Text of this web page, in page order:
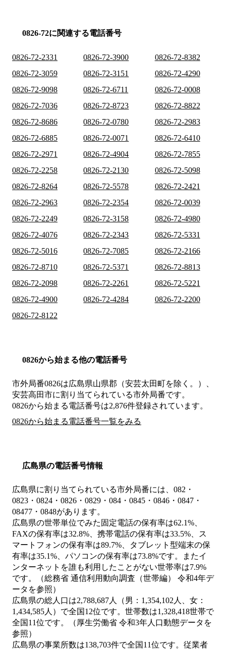
0826-72に関連する電話番号
0826-72-2331 0826-72-3900
0826-72-8382
0826-72-3059
0826-72-3151
0826-72-4290
0826-72-9098
0826-72-6711
0826-72-0008
0826-72-7036
0826-72-8723
0826-72-8822
0826-72-8686
0826-72-0780
0826-72-2983
0826-72-6885
0826-72-0071
0826-72-6410
0826-72-2971
0826-72-4904
0826-72-7855
0826-72-2258
0826-72-2130
0826-72-5098
0826-72-8264
0826-72-5578
0826-72-2421
0826-72-2963
0826-72-2354
0826-72-0039
0826-72-2249
0826-72-3158
0826-72-4980
0826-72-4076
0826-72-2343
0826-72-5331
0826-72-5016
0826-72-7085
0826-72-2166
0826-72-8710
0826-72-5371
0826-72-8813
0826-72-2098
0826-72-2261
0826-72-5221
0826-72-4900
0826-72-4284
0826-72-2200
0826-72-8122
0826から始まる他の電話番号
市外局番0826は広島県山県郡（安芸太田町を除く。）、
安芸高田市に割り当てられている市外局番です。
0826から始まる電話番号は2,876件登録されています。
0826から始まる電話番号一覧をみる
広島県の電話番号情報
広島県に割り当てられている市外局番には、082・
0823・0824・0826・0829・084・0845・0846・0847・
08477・0848があります。
広島県の世帯単位でみた固定電話の保有率は62.1%、
FAXの保有率は32.8%、携帯電話の保有率は33.5%、ス
マートフォンの保有率は89.7%、タブレット型端末の保
有率は35.1%、パソコンの保有率は73.8%です。またイ
ンターネットを誰も利用したことがない世帯率は7.9%
です。（総務省 通信利用動向調査（世帯編） 令和4年デ
ータを参照）
広島県の総人口は2,788,687人（男：1,354,102人、女：
1,434,585人）で全国12位です。世帯数は1,328,418世帯で
全国11位です。（厚生労働省 令和3年人口動態データを
参照）
広島県の事業所数は138,703件で全国11位です。従業者